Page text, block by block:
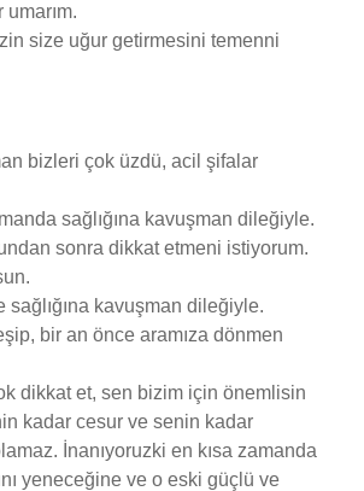
size uğur getirmesini temenni
bizleri çok üzdü, acil şifalar
sağlığına kavuşman dileğiyle.
sonra dikkat etmeni istiyorum.
sağlığına kavuşman dileğiyle.
bir an önce aramıza dönmen
dikkat et, sen bizim için önemlisin
kadar cesur ve senin kadar
İnanıyoruzki en kısa zamanda
yeneceğine ve o eski güçlü ve